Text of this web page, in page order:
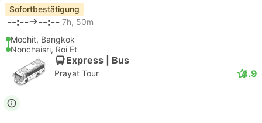
Sofortbestätigung
--:-- --:-- 7h, 50m
Mochit, Bangkok
Nonchaisri, Roi Et
Express | Bus
Prayat Tour 4.9